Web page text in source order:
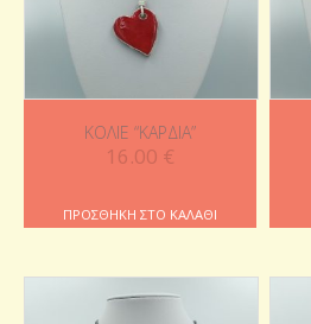
ΚΟΛΙΈ “ΚΑΡΔΙΆ”
16.00 €
ΠΡΟΣΘΉΚΗ ΣΤΟ ΚΑΛΆΘΙ